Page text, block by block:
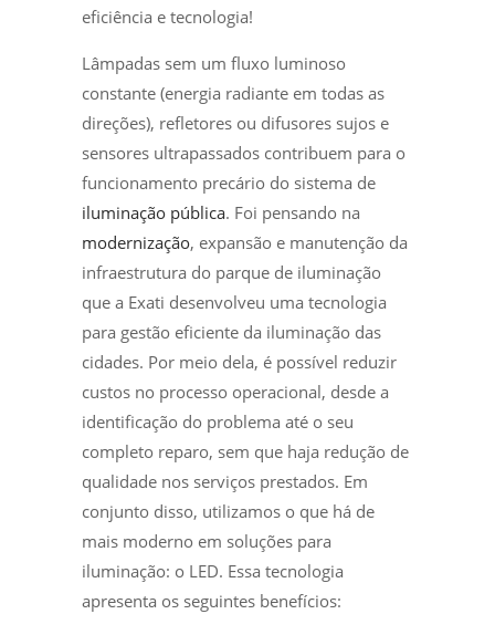
eficiência e tecnologia!
Lâmpadas sem um fluxo luminoso
constante (energia radiante em todas as
direções), refletores ou difusores sujos e
sensores ultrapassados contribuem para o
funcionamento precário do sistema de
iluminação pública. Foi pensando na
modernização, expansão e manutenção da
infraestrutura do parque de iluminação
que a Exati desenvolveu uma tecnologia
para gestão eficiente da iluminação das
cidades. Por meio dela, é possível reduzir
custos no processo operacional, desde a
identificação do problema até o seu
completo reparo, sem que haja redução de
qualidade nos serviços prestados. Em
conjunto disso, utilizamos o que há de
mais moderno em soluções para
iluminação: o LED. Essa tecnologia
apresenta os seguintes benefícios: